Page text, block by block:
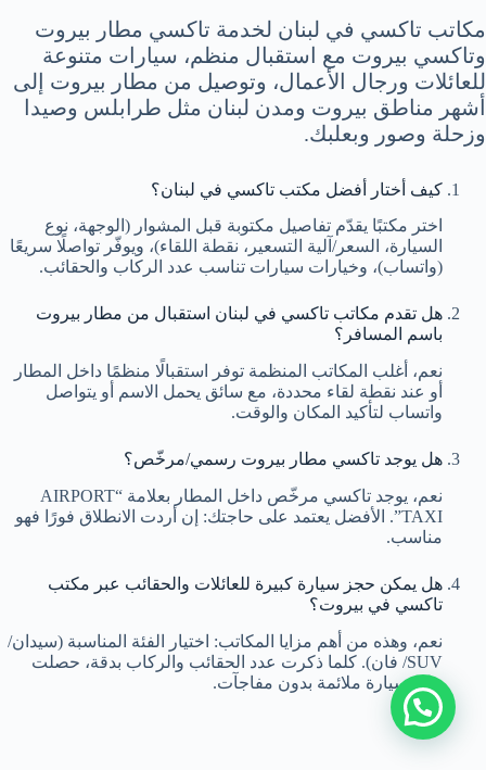
مكاتب تاكسي في لبنان لخدمة تاكسي مطار بيروت
وتاكسي بيروت مع استقبال منظم، سيارات متنوعة
للعائلات ورجال الأعمال، وتوصيل من مطار بيروت إلى
أشهر مناطق بيروت ومدن لبنان مثل طرابلس وصيدا
وزحلة وصور وبعلبك.
كيف أختار أفضل مكتب تاكسي في لبنان؟
اختر مكتبًا يقدّم تفاصيل مكتوبة قبل المشوار (الوجهة، نوع
السيارة، السعر/آلية التسعير، نقطة اللقاء)، ويوفّر تواصلًا سريعًا
(واتساب)، وخيارات سيارات تناسب عدد الركاب والحقائب.
هل تقدم مكاتب تاكسي في لبنان استقبال من مطار بيروت
باسم المسافر؟
نعم، أغلب المكاتب المنظمة توفر استقبالًا منظمًا داخل المطار
أو عند نقطة لقاء محددة، مع سائق يحمل الاسم أو يتواصل
واتساب لتأكيد المكان والوقت.
هل يوجد تاكسي مطار بيروت رسمي/مرخّص؟
نعم، يوجد تاكسي مرخّص داخل المطار بعلامة “AIRPORT
TAXI”. الأفضل يعتمد على حاجتك: إن أردت الانطلاق فورًا فهو
مناسب.
هل يمكن حجز سيارة كبيرة للعائلات والحقائب عبر مكتب
تاكسي في بيروت؟
نعم، وهذه من أهم مزايا المكاتب: اختيار الفئة المناسبة (سيدان/
SUV/ فان). كلما ذكرت عدد الحقائب والركاب بدقة، حصلت
على سيارة ملائمة بدون مفاجآت.